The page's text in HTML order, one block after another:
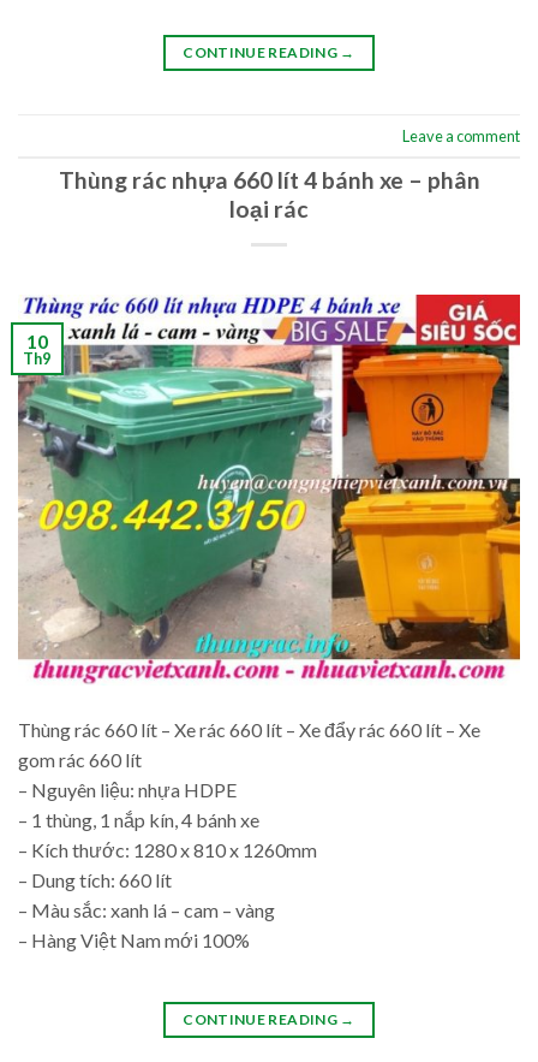
CONTINUE READING →
Leave a comment
Thùng rác nhựa 660 lít 4 bánh xe – phân
loại rác
10
Th9
Thùng rác 660 lít – Xe rác 660 lít – Xe đẩy rác 660 lít – Xe
gom rác 660 lít
– Nguyên liệu: nhựa HDPE
– 1 thùng, 1 nắp kín, 4 bánh xe
– Kích thước: 1280 x 810 x 1260mm
– Dung tích: 660 lít
– Màu sắc: xanh lá – cam – vàng
– Hàng Việt Nam mới 100%
CONTINUE READING →